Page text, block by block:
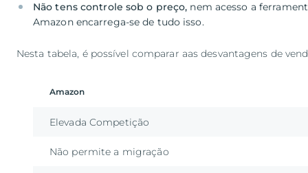
Não tens controle sob o preço, nem acesso a
Amazon encarrega-se de tudo isso.
Nesta tabela, é possível comparar aas desvantagens de
Amazon
Elevada Competição
Não permite a migração